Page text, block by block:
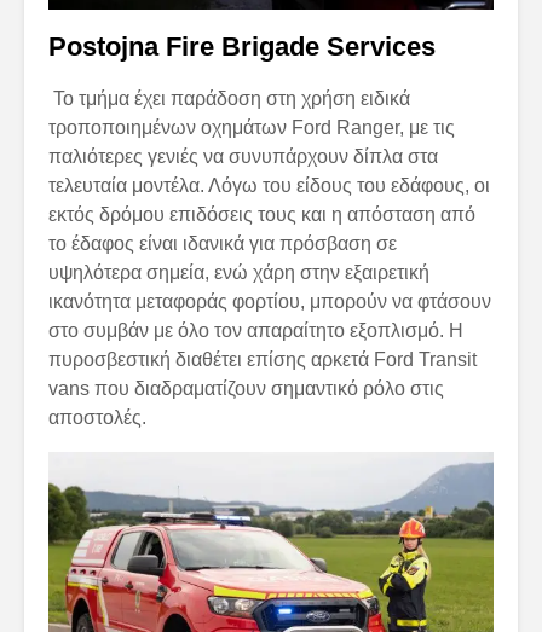
Postojna Fire Brigade Services
Το τμήμα έχει παράδοση στη χρήση ειδικά
τροποποιημένων οχημάτων Ford Ranger, με τις
παλιότερες γενιές να συνυπάρχουν δίπλα στα
τελευταία μοντέλα. Λόγω του είδους του εδάφους, οι
εκτός δρόμου επιδόσεις τους και η απόσταση από
το έδαφος είναι ιδανικά για πρόσβαση σε
υψηλότερα σημεία, ενώ χάρη στην εξαιρετική
ικανότητα μεταφοράς φορτίου, μπορούν να φτάσουν
στο συμβάν με όλο τον απαραίτητο εξοπλισμό. Η
πυροσβεστική διαθέτει επίσης αρκετά Ford Transit
vans που διαδραματίζουν σημαντικό ρόλο στις
αποστολές.